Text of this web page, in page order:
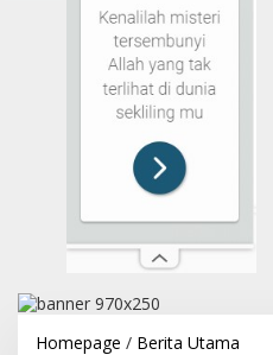
Homepage / Berita Utama